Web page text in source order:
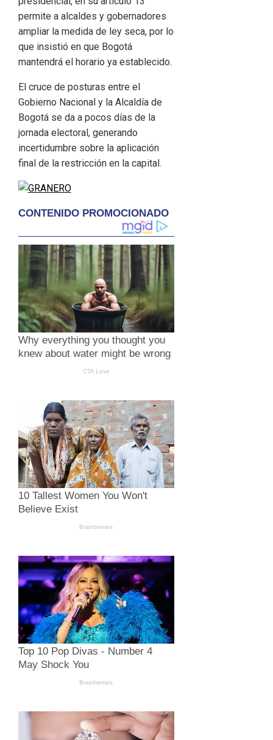
permite a alcaldes y gobernadores
ampliar la medida de ley seca, por lo
que insistió en que Bogotá
mantendrá el horario ya establecido.
El cruce de posturas entre el
Gobierno Nacional y la Alcaldía de
Bogotá se da a pocos días de la
jornada electoral, generando
incertidumbre sobre la aplicación
final de la restricción en la capital.